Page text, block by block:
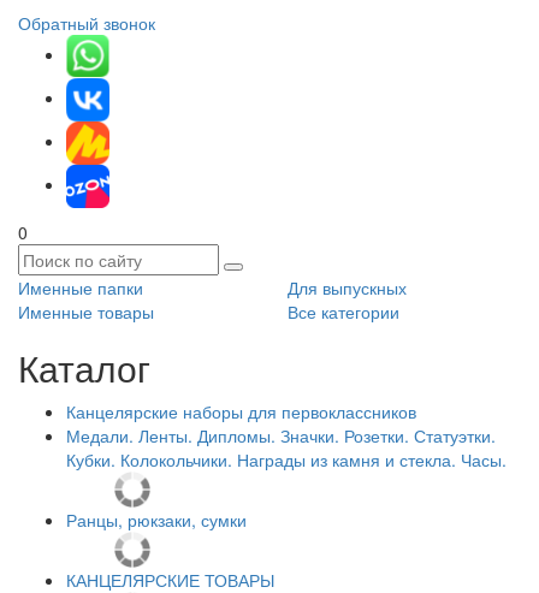
Обратный звонок
0
Именные папки
Для выпускных
Именные товары
Все категории
Каталог
Канцелярские наборы для первоклассников
Медали. Ленты. Дипломы. Значки. Розетки. Статуэтки.
Кубки. Колокольчики. Награды из камня и стекла. Часы.
Ранцы, рюкзаки, сумки
КАНЦЕЛЯРСКИЕ ТОВАРЫ